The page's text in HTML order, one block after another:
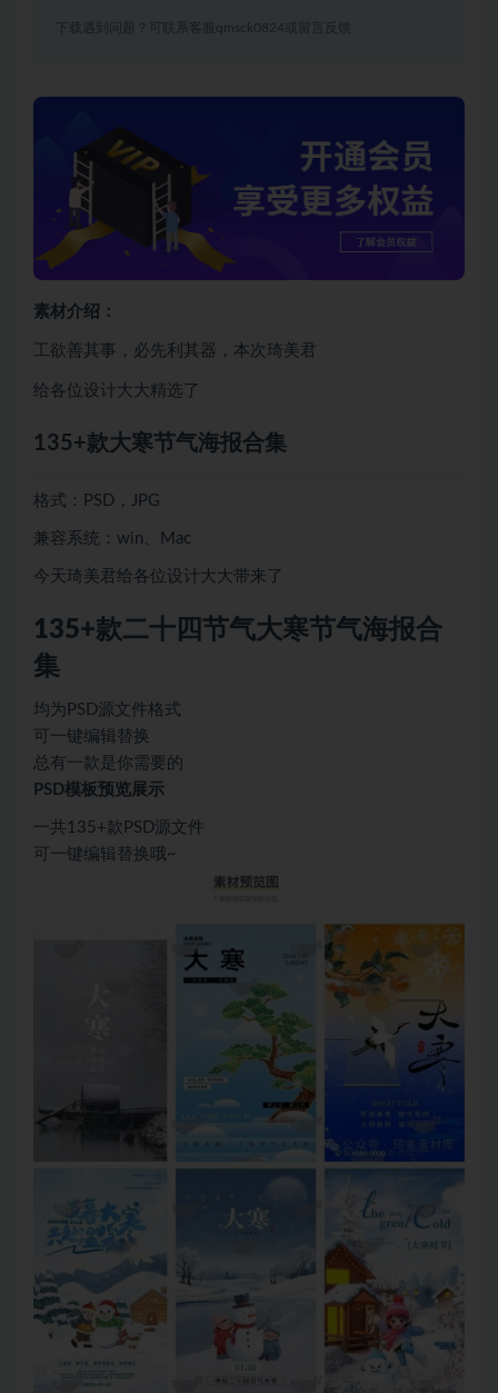
下载遇到问题？可联系客服qmsck0824或留言反馈
素材介绍：
工欲善其事，必先利其器，本次琦美君
给各位设计大大精选了
135+款大寒节气海报合集
格式：PSD，JPG
兼容系统：win、Mac
今天琦美君给各位设计大大带来了
135+款二十四节气大寒节气海报合
集
均为PSD源文件格式
可一键编辑替换
总有一款是你需要的
PSD模板预览展示
一共135+款PSD源文件
可一键编辑替换哦~